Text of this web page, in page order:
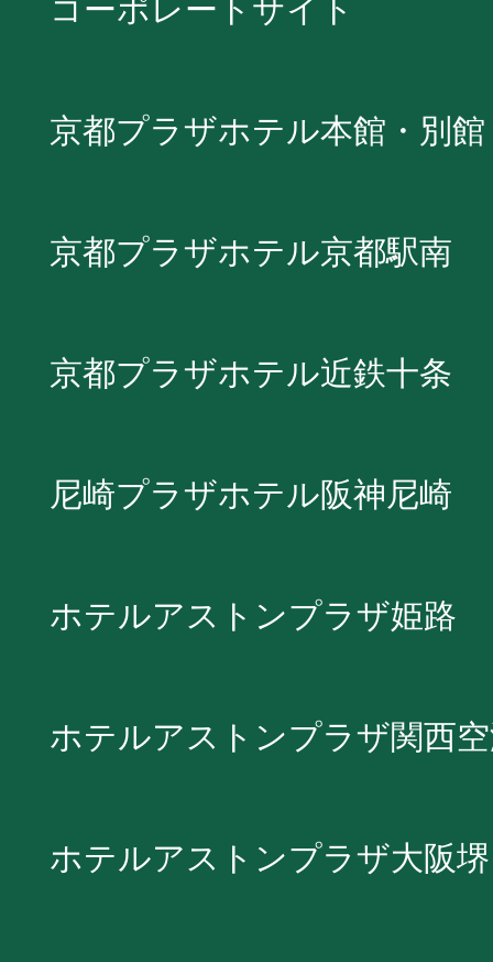
コーポレートサイト
京都プラザホテル本館・別館
京都プラザホテル京都駅南
京都プラザホテル近鉄十条
尼崎プラザホテル阪神尼崎
ホテルアストンプラザ姫路
ホテルアストンプラザ関西
ホテルアストンプラザ大阪堺